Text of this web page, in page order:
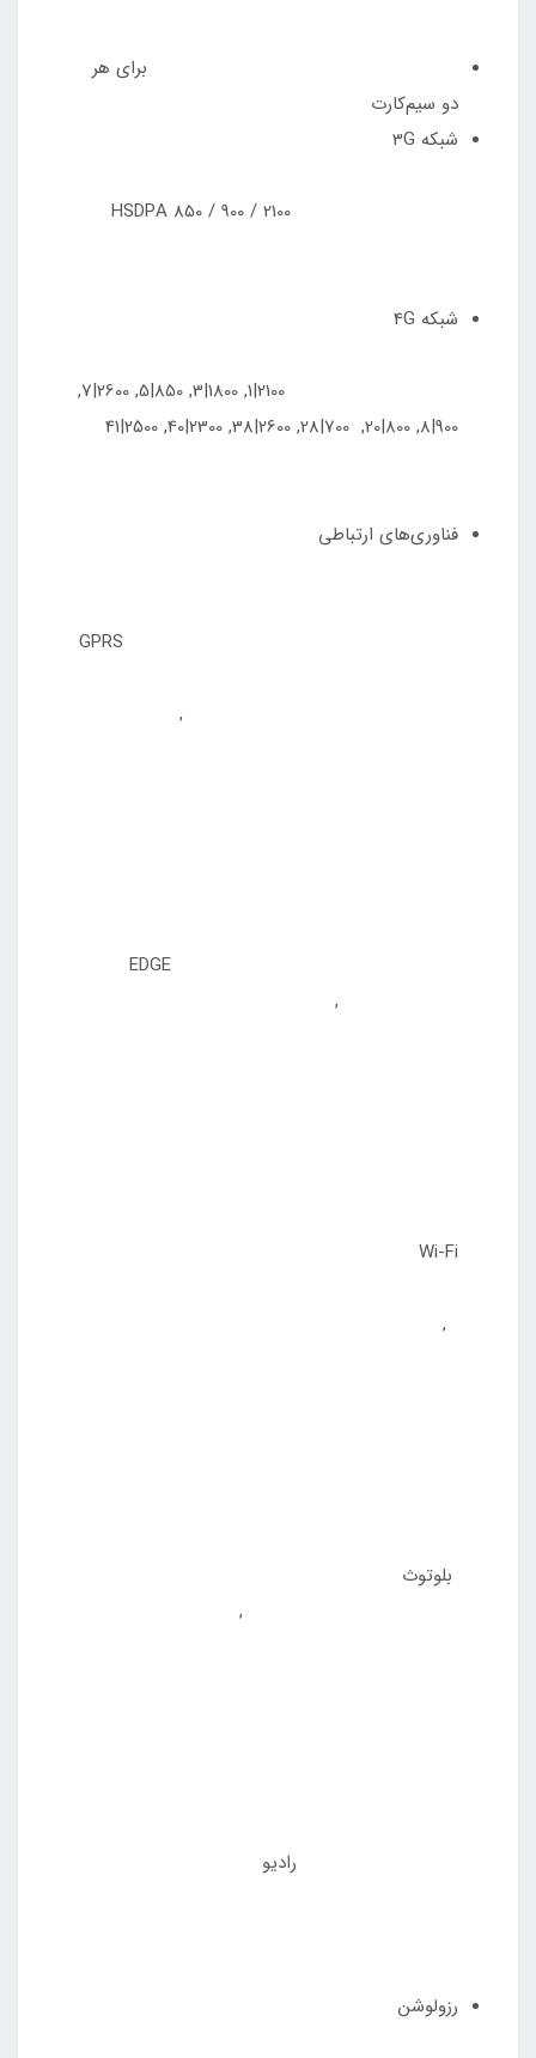
برای هر
دو سیم‌کارت
شبکه 3G
شبکه 4G
2100|1, 1800|3, 850|5, 2600|7,
فناوری‌های ارتباطی
GPRS
,
EDGE
,
,
بلوتوث
,
رادیو
رزولوشن